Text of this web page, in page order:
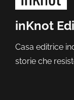
inKnot
Casa editrice
storie che